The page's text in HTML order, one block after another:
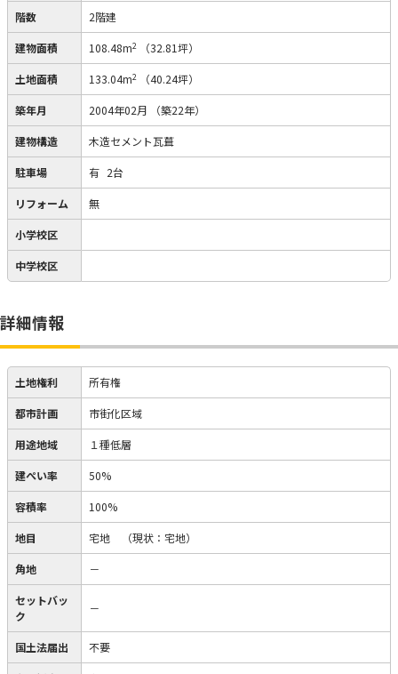
階数 2階建
建物面積 108.48m2 （32.81坪）
土地面積 133.04m2 （40.24坪）
築年月 2004年02月 （築22年）
建物構造 木造セメント瓦葺
駐車場 有 2台
リフォーム 無
小学校区
中学校区
詳細情報
土地権利 所有権
都市計画 市街化区域
用途地域 １種低層
建ぺい率 50%
容積率 100%
地目 宅地 （現状：宅地）
角地 －
セットバッ
ク
－
国土法届出 不要